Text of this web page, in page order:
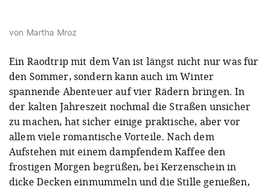
von Martha Mroz
Ein Raodtrip mit dem Van ist längst nicht nur was für
den Sommer, sondern kann auch im Winter
spannende Abenteuer auf vier Rädern bringen. In
der kalten Jahreszeit nochmal die Straßen unsicher
zu machen, hat sicher einige praktische, aber vor
allem viele romantische Vorteile. Nach dem
Aufstehen mit einem dampfendem Kaffee den
frostigen Morgen begrüßen, bei Kerzenschein in
dicke Decken einmummeln und die Stille genießen,